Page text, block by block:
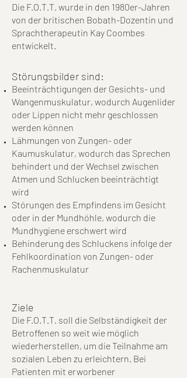
Die F.O.T.T. wurde in den 1980er-Jahren
von der britischen Bobath-Dozentin und
Sprachtherapeutin Kay Coombes
entwickelt.
Störungsbilder sind:
Beeinträchtigungen der Gesichts- und
Wangenmuskulatur, wodurch Augenlider
oder Lippen nicht mehr geschlossen
werden können
Lähmungen von Zungen- oder
Kaumuskulatur, wodurch das Sprechen
behindert und der Wechsel zwischen
Atmen und Schlucken beeinträchtigt
wird
Störungen des Empfindens im Gesicht
oder in der Mundhöhle, wodurch die
Mundhygiene erschwert wird
Behinderung des Schluckens infolge der
Fehlkoordination von Zungen- oder
Rachenmuskulatur
Ziele
Die F.O.T.T. soll die Selbständigkeit der
Betroffenen so weit wie möglich
wiederherstellen, um die Teilnahme am
sozialen Leben zu erleichtern. Bei
Patienten mit erworbener